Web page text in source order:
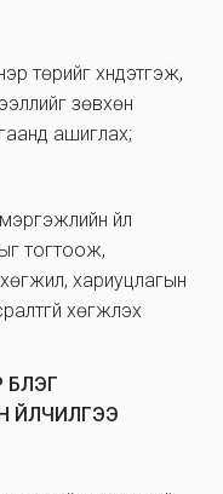
төрийг хүндэтгэж,
зөвхөн
ашиглах;
үйл
тогтоож,
хариуцлагын
хөгжүүлэх